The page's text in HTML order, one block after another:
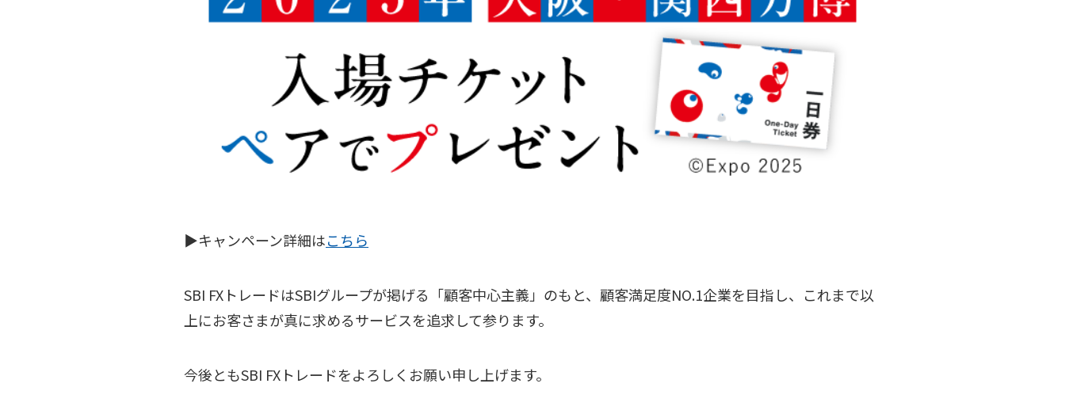
▶キャンペーン詳細はこちら
SBI FXトレードはSBIグループが掲げる「顧客中心主義」のもと、顧客満足度NO.1企業を目指し、これまで以
上にお客さまが真に求めるサービスを追求して参ります。
今後ともSBI FXトレードをよろしくお願い申し上げます。